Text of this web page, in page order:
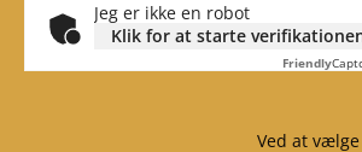
Jeg er ikke en robot
Klik for at starte
Friendly
Ved at